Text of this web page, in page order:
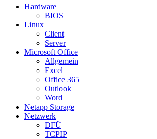
Hardware
BIOS
Linux
Client
Server
Microsoft Office
Allgemein
Excel
Office 365
Outlook
Word
Netapp Storage
Netzwerk
DFÜ
TCPIP